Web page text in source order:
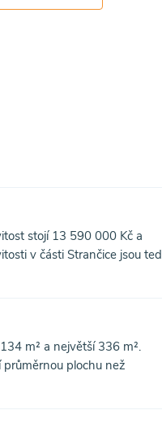
stojí 13 590 000 Kč a
v části Strančice jsou
m² a největší 336 m².
plochu než